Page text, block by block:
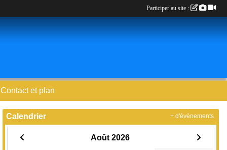
Contact et plan
Calendrier
Août 2026
+ d'évènements
Participer au site :